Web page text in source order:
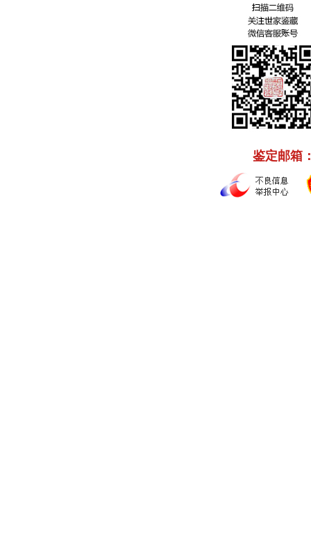
鉴定邮箱